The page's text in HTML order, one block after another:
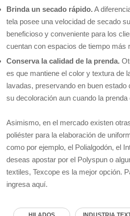
Brinda un secado rápido. A
tela posee una velocidad de secado
beneficioso y conveniente para los
cuentan con espacios de tiempo más
Conserva la calidad de la prenda.
es que mantiene el color y textura de
lavadas, preservando en buen estado
su decoloración aun cuando la
Asimismo, en el mercado existen
poliéster para la elaboración de
como por ejemplo, el Polialgodón, el
deseas apostar por el Polyspun o
textiles, Texcope es la mejor opción.
ingresaaquí.